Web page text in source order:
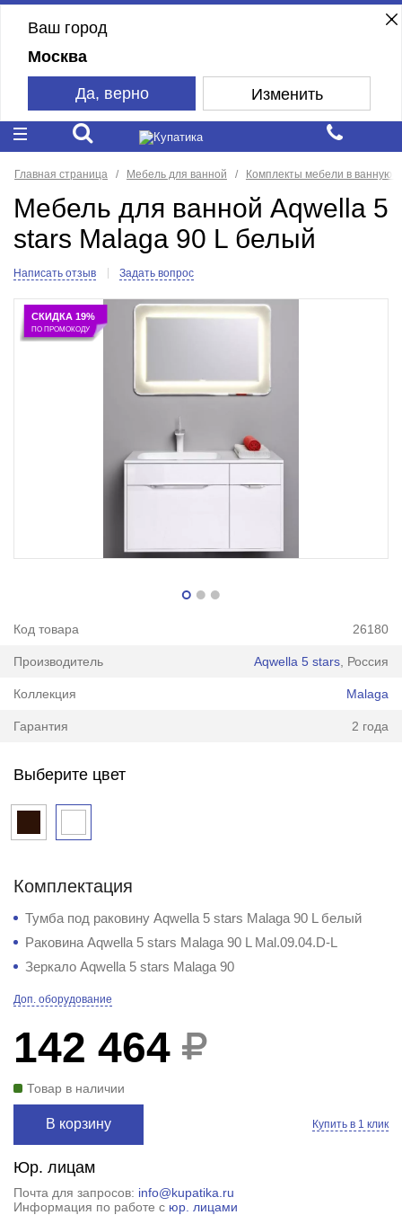
Ваш город
Москва
Да, верно Изменить
Главная страница Мебель для ванной Комплекты мебели в ванную
Мебель для ванной Aqwella 5
stars Malaga 90 L белый
Написать отзыв Задать вопрос
СКИДКА 19%
ПО ПРОМОКОДУ
Код товара 26180
Производитель Aqwella 5 stars , Россия
Коллекция Malaga
Гарантия 2 года
Выберите цвет
Комплектация
Тумба под раковину Aqwella 5 stars Malaga 90 L белый
Раковина Aqwella 5 stars Malaga 90 L Mal.09.04.D-L
Зеркало Aqwella 5 stars Malaga 90
Доп. оборудование
142 464
Товар в наличии
В корзину Купить в 1 клик
Юр. лицам
Почта для запросов: info@kupatika.ru
Информация по работе с юр. лицами